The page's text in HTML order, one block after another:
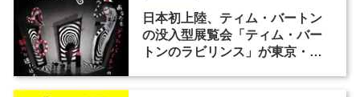
日本初上陸、ティム・バートン
の没入型展覧会「ティム・バー
トンのラビリンス」が東京・豊